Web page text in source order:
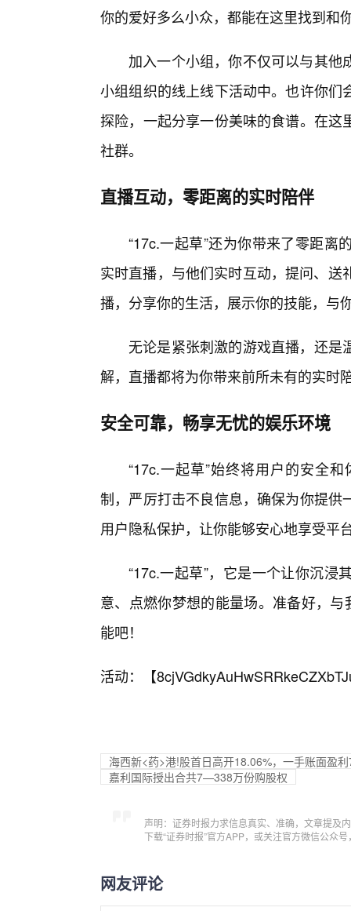
你的爱好多么小众，都能在这里找到和
加入一个小组，你不仅可以与其
小组组织的线上线下活动中。也许你
探险，一起分享一份美味的食谱。在
社群。
直播互动，零距离的实时陪伴
“17c.一起草”还为你带来了零距离
实时直播，与他们实时互动，提问、
播，分享你的生活，展示你的技能，与
无论是紧张刺激的游戏直播，还
解，直播都将为你带来前所未有的实时
安全可靠，畅享无忧的娱乐环境
“17c.一起草”始终将用户的安全
制，严厉打击不良信息，确保为你提
用户隐私保护，让你能够安心地享受平
“17c.一起草”，它是一个让你沉浸
意、点燃你梦想的能量场。准备好，
能吧！
活动：【
海西新<药>港!股首日高开18.06%，一手账面盈
嘉利国际授出合共7—338万份购股权
声明：证券时报力求信息真实、准确，文章提及
下载“证券时报”官方APP，或关注官方微信公众
网友评论